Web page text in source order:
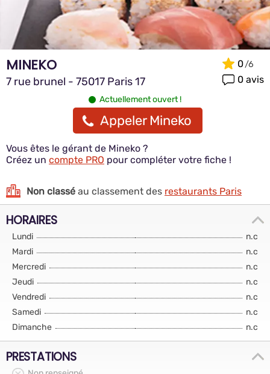
MINEKO
7 rue brunel - 75017 Paris 17
0
0 avis
Actuellement ouvert !
Appeler Mineko
Vous êtes le gérant de Mineko ?
Créez un compte PRO pour compléter votre fiche !
Non classé au classement des restaurants Paris
HORAIRES
Lundi
n.c
Mardi
n.c
Mercredi
n.c
Jeudi
n.c
Vendredi
n.c
Samedi
n.c
Dimanche
n.c
PRESTATIONS